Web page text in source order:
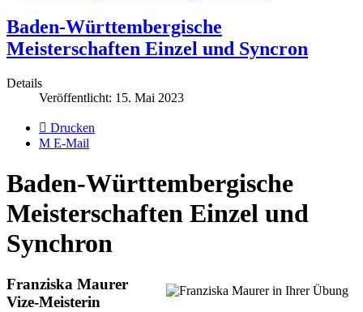
Baden-Württembergische
Meisterschaften Einzel und Syncron
Details
Veröffentlicht: 15. Mai 2023
Drucken
E-Mail
Baden-Württembergische
Meisterschaften Einzel und
Synchron
Franziska Maurer
Vize-Meisterin